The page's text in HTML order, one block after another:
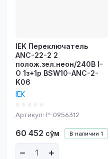
IEK Переключатель
АNС-22-2 2
полож.зел.неон/240В I-
O 1з+1р BSW10-ANC-2-
K06
IEK
Артикул: P-0956312
В наличии 1
60 452 сўм